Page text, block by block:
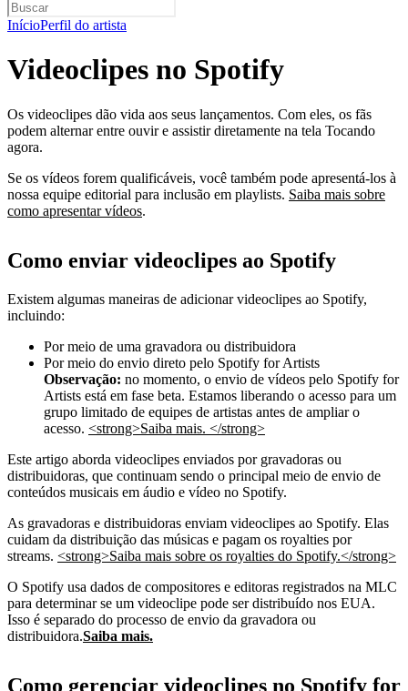
InícioPerfil do artista
Videoclipes no Spotify
Os videoclipes dão vida aos seus lançamentos. Com eles, os fãs
podem alternar entre ouvir e assistir diretamente na tela Tocando
agora.
Se os vídeos forem qualificáveis, você também pode apresentá-los à
nossa equipe editorial para inclusão em playlists. Saiba mais sobre
como apresentar vídeos.
Como enviar videoclipes ao Spotify
Existem algumas maneiras de adicionar videoclipes ao Spotify,
incluindo:
Por meio de uma gravadora ou distribuidora
Por meio do envio direto pelo Spotify for Artists
Observação: no momento, o envio de vídeos pelo Spotify for
Artists está em fase beta. Estamos liberando o acesso para um
grupo limitado de equipes de artistas antes de ampliar o
acesso. <strong>Saiba mais. </strong>
Este artigo aborda videoclipes enviados por gravadoras ou
distribuidoras, que continuam sendo o principal meio de envio de
conteúdos musicais em áudio e vídeo no Spotify.
As gravadoras e distribuidoras enviam videoclipes ao Spotify. Elas
cuidam da distribuição das músicas e pagam os royalties por
streams. <strong>Saiba mais sobre os royalties do Spotify.</strong>
O Spotify usa dados de compositores e editoras registrados na MLC
para determinar se um videoclipe pode ser distribuído nos EUA.
Isso é separado do processo de envio da gravadora ou
distribuidora.Saiba mais.
Como gerenciar videoclipes no Spotify for